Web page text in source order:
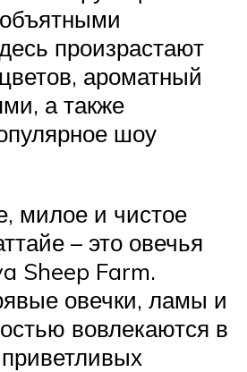
произрастают
ароматный
а также
шоу
милое и чистое
– это овечья
Sheep Farm.
овечки, ламы и
вовлекаются в